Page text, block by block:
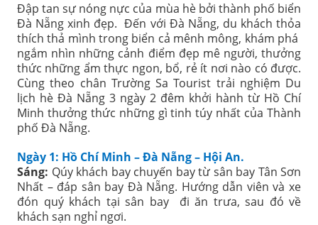
Đập tan sự nóng nực của mùa hè bởi thành phố biển
Đà Nẵng xinh đẹp. Đến với Đà Nẵng, du khách thỏa
thích thả mình trong biển cả mênh mông, khám phá
ngắm nhìn những cảnh điểm đẹp mê người, thưởng
thức những ẩm thực ngon, bổ, rẻ ít nơi nào có được.
Cùng theo chân Trường Sa Tourist trải nghiệm Du
lịch hè Đà Nẵng 3 ngày 2 đêm khởi hành từ Hồ Chí
Minh thưởng thức những gì tinh túy nhất của Thành
phố Đà Nẵng.
Ngày 1: Hồ Chí Minh – Đà Nẵng – Hội An.
Sáng: Qúy khách bay chuyến bay từ sân bay Tân Sơn
Nhất – đáp sân bay Đà Nẵng. Hướng dẫn viên và xe
đón quý khách tại sân bay đi ăn trưa, sau đó về
khách sạn nghỉ ngơi.